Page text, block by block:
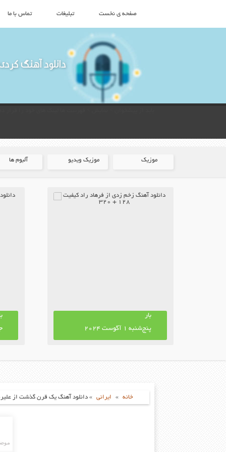
صفحه ی نخست تبلیغات تماس با ما
دانلود آهنگ
موزیک موزیک ویدیو آلبوم ها
بار
پنج‌شنبه 1 آگوست 2024
خانه » ایرانی » دانلود آهنگ یک قرن گذشت از